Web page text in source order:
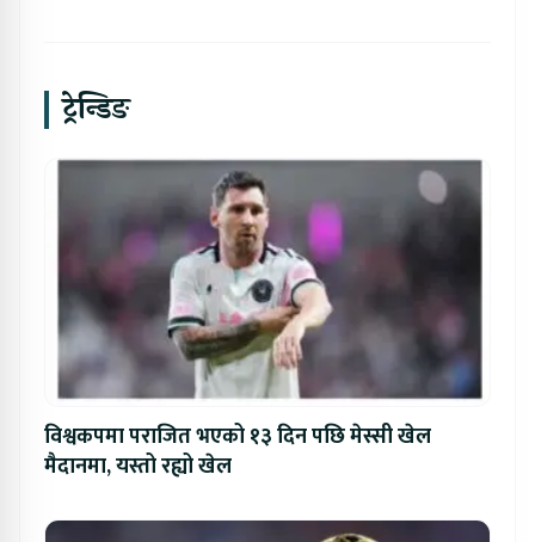
ट्रेन्डिङ
विश्वकपमा पराजित भएको १३ दिन पछि मेस्सी खेल
मैदानमा, यस्तो रह्यो खेल